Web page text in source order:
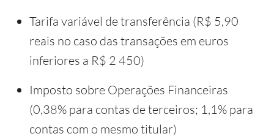
Tarifa variável de transferência (R$ 5,90
reais no caso das transações em euros
inferiores a R$ 2 450)
Imposto sobre Operações Financeiras
(0,38% para contas de terceiros; 1,1% para
contas com o mesmo titular)